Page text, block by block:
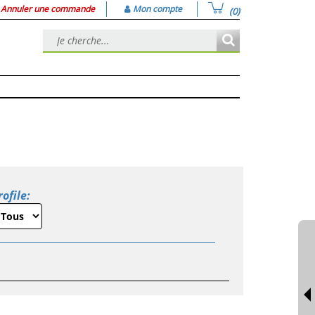
Annuler une commande Mon compte (0)